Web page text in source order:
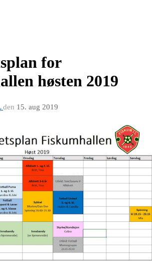
for
høsten 2019
den 15. aug 2019